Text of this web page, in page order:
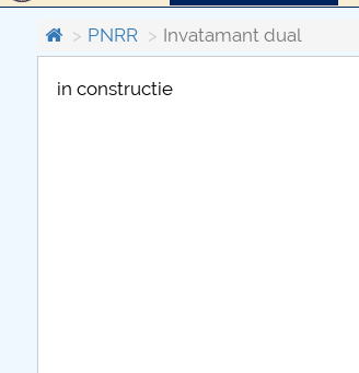
PNRR Invatamant dual
in constructie